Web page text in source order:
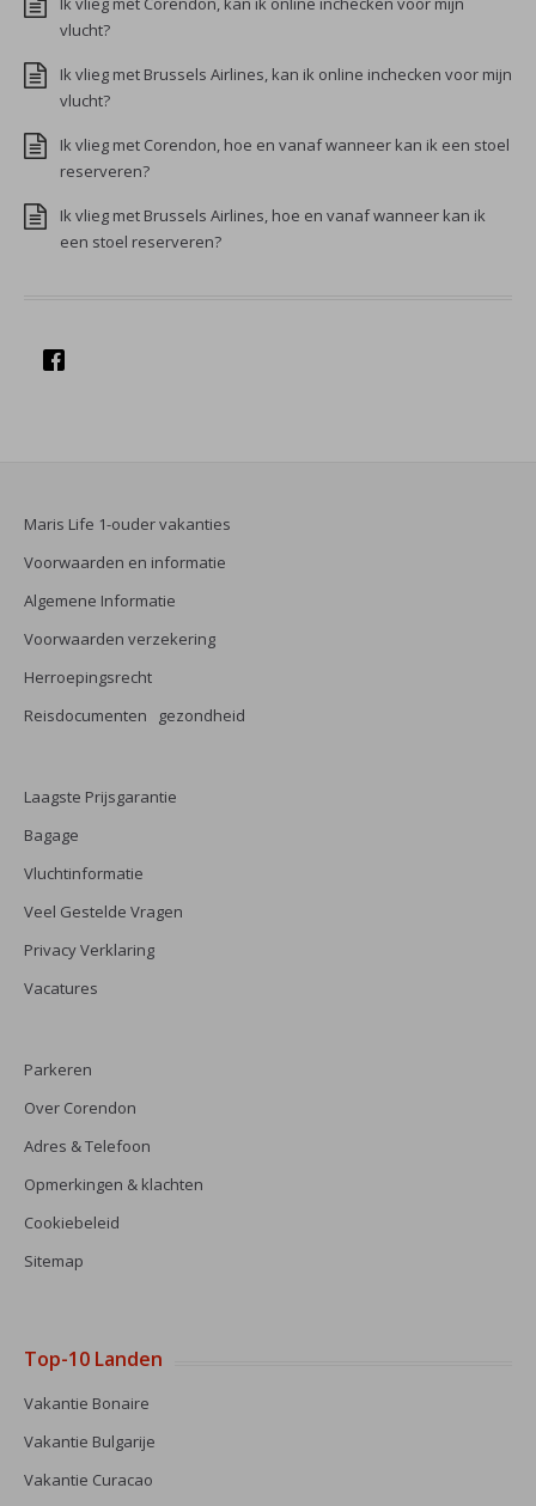
vlucht?
Ik vlieg met Brussels Airlines, kan ik online inchecken voor mijn
vlucht?
Ik vlieg met Corendon, hoe en vanaf wanneer kan ik een stoel
reserveren?
Ik vlieg met Brussels Airlines, hoe en vanaf wanneer kan ik
een stoel reserveren?
Maris Life 1-ouder vakanties
Voorwaarden en informatie
Algemene Informatie
Voorwaarden verzekering
Herroepingsrecht
Reisdocumenten gezondheid
Laagste Prijsgarantie
Bagage
Vluchtinformatie
Veel Gestelde Vragen
Privacy Verklaring
Vacatures
Parkeren
Over Corendon
Adres & Telefoon
Opmerkingen & klachten
Cookiebeleid
Sitemap
Top-10 Landen
Vakantie Bonaire
Vakantie Bulgarije
Vakantie Curacao